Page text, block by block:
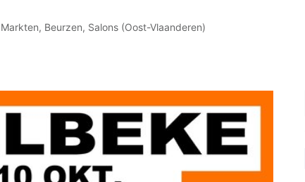
Markten, Beurzen, Salons (Oost-Vlaanderen)